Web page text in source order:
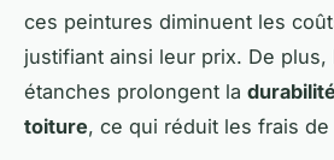
ces peintures diminuent les
justifiant ainsi leur prix. De plus,
étanches prolongent la
toiture, ce qui réduit les frais